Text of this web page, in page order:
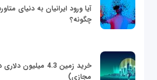
آیا ورود ایرانیان به دنیای
چگونه؟
خرید زمین 4.3
مجازی)